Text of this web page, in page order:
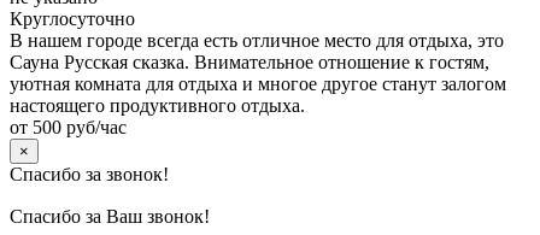
Круглосуточно
В нашем городе всегда есть отличное место для отдыха, это
Сауна Русская сказка. Внимательное отношение к гостям,
уютная комната для отдыха и многое другое станут залогом
настоящего продуктивного отдыха.
от 500 руб/час
×
Спасибо за звонок!
Спасибо за Ваш звонок!